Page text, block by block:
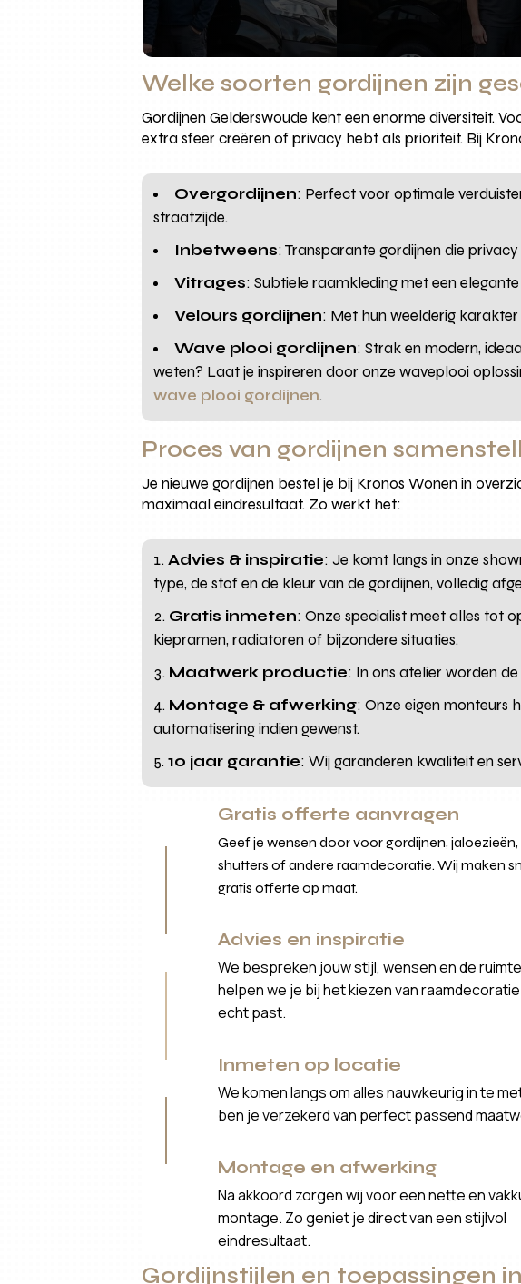
Welke soorten gordijnen zijn
Gordijnen Gelderswoude kent een enorme diversiteit.
extra sfeer creëren of privacy hebt als prioriteit. Bij
Overgordijnen: Perfect voor optimale
straatzijde.
Inbetweens: Transparante gordijnen die
Vitrages: Subtiele raamkleding met een
Velours gordijnen: Met hun weelderig
Wave plooi gordijnen: Strak en modern,
weten? Laat je inspireren door onze waveplooi
wave plooi gordijnen.
Proces van gordijnen
Je nieuwe gordijnen bestel je bij Kronos Wonen in
maximaal eindresultaat. Zo werkt het:
Advies & inspiratie: Je komt langs in onze
type, de stof en de kleur van de gordijnen, volledig
Gratis inmeten: Onze specialist meet alles tot
kiepramen, radiatoren of bijzondere situaties.
Maatwerk productie: In ons atelier worden
Montage & afwerking: Onze eigen monteurs
automatisering indien gewenst.
10 jaar garantie: Wij garanderen kwaliteit en
Gratis offerte aanvragen
Geef je wensen door voor gordijnen, jaloezieën,
shutters of andere raamdecoratie. Wij maken
gratis offerte op maat.
Advies en inspiratie
We bespreken jouw stijl, wensen en de
helpen we je bij het kiezen van
echt past.
Inmeten op locatie
We komen langs om alles nauwkeurig in te
ben je verzekerd van perfect passend
Montage en afwerking
Na akkoord zorgen wij voor een nette en
montage. Zo geniet je direct van een stijlvol
eindresultaat.
Gordijnstijlen en toepassingen